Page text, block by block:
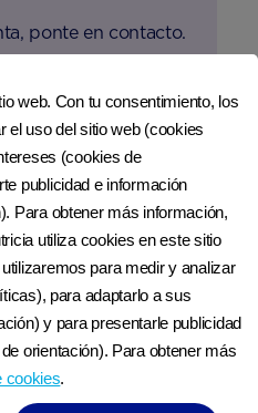
ponte en contacto.
las redes sociales
Ecuador
web. Con tu consentimiento, los
el uso del sitio web (cookies
(cookies de
publicidad e información
Para obtener más información,
utiliza cookies en este sitio
para medir y analizar
para adaptarlo a sus
y para presentarle publicidad
orientación). Para obtener más
cookies.